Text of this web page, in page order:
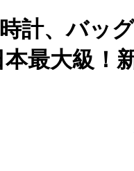
計、バッ
最大級！